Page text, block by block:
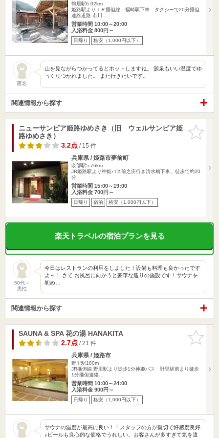
鶴居駅6.02km
姫路駅よりＪＲ播但線 福崎駅下車 タクシーで20分播但
連絡道路 市川…
営業時間 10:00～20:00
入浴料金 800円～
日帰り 格安（1,000円以下）
匿名
山を見ながらつかってるとホットしますね。 源泉もいい温度でゆ
っくりつかれました。 また行きたいです。
関連情報から探す
お気に入
りに追加
ニューサンピア姫路ゆめさき（旧 ウェルサンピア姫
路ゆめさき）
3.2点/ 15 件
兵庫県 / 姫路市夢前町
余部駅5.76km
JR姫路駅より神姫バス前之庄行き清水橋下車、徒歩で約20
分
営業時間 15:00～19:00
入浴料金 700円～
日帰り 宿泊 格安（1,000円以下）
楽天トラベルの宿泊プランを見る
50代～
男性
今日はレストランの利用をしました！設備も料理も良かったです
よ～！ さて お風呂に向かうと豪華な造りの施設です！サウナを
初め…
関連情報から探す
お気に入
りに追加
SAUNA & SPA 花の湯 HANAKITA
2.7点/ 21 件
兵庫県 / 姫路市
野里駅180m
JR播但線 野里駅より徒歩1分神姫バス 野里駅前より徒歩
1分播但連絡…
営業時間 10:00～24:00
入浴料金 900円～
日帰り 格安（1,000円以下）
サウナの温度が最高に良い！！スタッフの方が親切で好感度良好
♪ビールも良心的な価格でうれしい。お客さんが多すぎて気を遣